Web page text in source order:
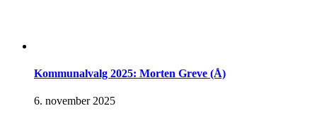
Kommunalvalg 2025: Morten Greve (Å)
6. november 2025